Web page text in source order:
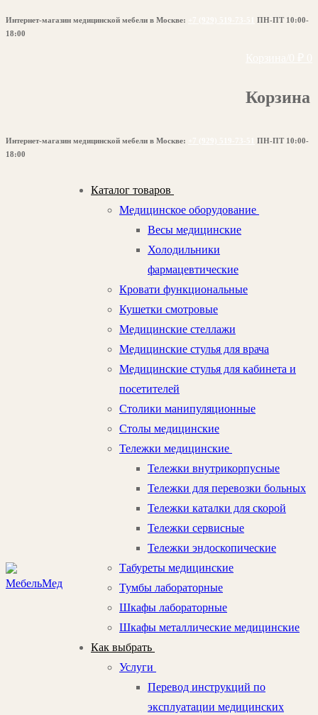
Перейти
к
Меню
Закрыть
Интернет-магазин медицинской мебели в Москве:
ПН-ПТ 10:00-
18:00
Корзина
Интернет-магазин медицинской мебели в Москве:
ПН-ПТ 10:00-
18:00
Каталог товаров
Медицинское оборудование
Весы медицинские
Холодильники
фармацевтические
Кровати функциональные
Кушетки смотровые
Медицинские стеллажи
Медицинские стулья для врача
Медицинские стулья для кабинета и
посетителей
Столики манипуляционные
Столы медицинские
Тележки медицинские
Тележки внутрикорпусные
Тележки для перевозки больных
Тележки каталки для скорой
Тележки сервисные
Тележки эндоскопические
Табуреты медицинские
Тумбы лабораторные
Шкафы лабораторные
Шкафы металлические медицинские
Как выбрать
Услуги
Перевод инструкций по
эксплуатации медицинских